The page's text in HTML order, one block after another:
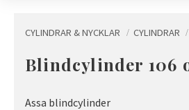
CYLINDRAR & NYCKLAR CYLINDRAR
Blindcylinder 106
Assa blindcylinder